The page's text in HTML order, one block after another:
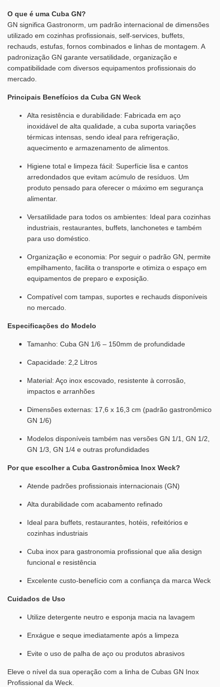
O que é uma Cuba GN?
GN significa Gastronorm, um padrão internacional de dimensões
utilizado em cozinhas profissionais, self-services, buffets,
rechauds, estufas, fornos combinados e linhas de montagem. A
padronização GN garante versatilidade, organização e
compatibilidade com diversos equipamentos profissionais do
mercado.
Principais Benefícios da Cuba GN Weck
Alta resistência e durabilidade: Fabricada em aço
inoxidável de alta qualidade, a cuba suporta variações
térmicas intensas, sendo ideal para refrigeração,
aquecimento e armazenamento de alimentos.
Higiene total e limpeza fácil: Superfície lisa e cantos
arredondados que evitam acúmulo de resíduos. Um
produto pensado para oferecer o máximo em segurança
alimentar.
Versatilidade para todos os ambientes: Ideal para cozinhas
industriais, restaurantes, buffets, lanchonetes e também
para uso doméstico.
Organização e economia: Por seguir o padrão GN, permite
empilhamento, facilita o transporte e otimiza o espaço em
equipamentos de preparo e exposição.
Compatível com tampas, suportes e rechauds disponíveis
no mercado.
Especificações do Modelo
Tamanho: Cuba GN 1/6 – 150mm de profundidade
Capacidade: 2,2 Litros
Material: Aço inox escovado, resistente à corrosão,
impactos e arranhões
Dimensões externas: 17,6 x 16,3 cm (padrão gastronômico
GN 1/6)
Modelos disponíveis também nas versões GN 1/1, GN 1/2,
GN 1/3, GN 1/4 e outras profundidades
Por que escolher a Cuba Gastronômica Inox Weck?
Atende padrões profissionais internacionais (GN)
Alta durabilidade com acabamento refinado
Ideal para buffets, restaurantes, hotéis, refeitórios e
cozinhas industriais
Cuba inox para gastronomia profissional que alia design
funcional e resistência
Excelente custo-benefício com a confiança da marca Weck
Cuidados de Uso
Utilize detergente neutro e esponja macia na lavagem
Enxágue e seque imediatamente após a limpeza
Evite o uso de palha de aço ou produtos abrasivos
Eleve o nível da sua operação com a linha de Cubas GN Inox
Profissional da Weck.